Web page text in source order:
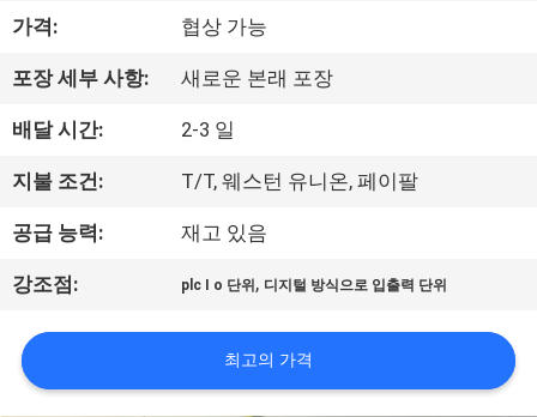
회
사
소
개
공
투
어
가격: 협상 가능
포장 세부 사항: 새로운 본래 포장
배달 시간: 2-3 일
지불 조건: T/T, 웨스턴 유니온, 페이팔
공급 능력: 재고 있음
강조점: plc I o 단위 , 디지털 방식으로 입출력 단위
최고의 가격